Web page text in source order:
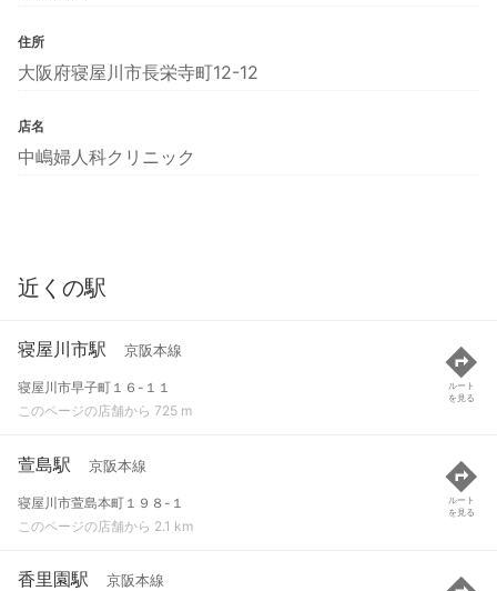
住所
大阪府寝屋川市長栄寺町12-12
店名
中嶋婦人科クリニック
近くの駅
寝屋川市駅 京阪本線
寝屋川市早子町１６-１１
このページの店舗から 725 m
ルート
を見る
萱島駅 京阪本線
寝屋川市萱島本町１９８-１
このページの店舗から 2.1 km
ルート
を見る
香里園駅 京阪本線